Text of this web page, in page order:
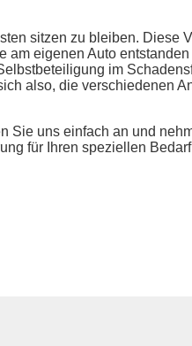
sitzen zu bleiben. Diese
am eigenen Auto entstanden
im
also, die verschiedenen
Sie uns einfach an und
für Ihren speziellen